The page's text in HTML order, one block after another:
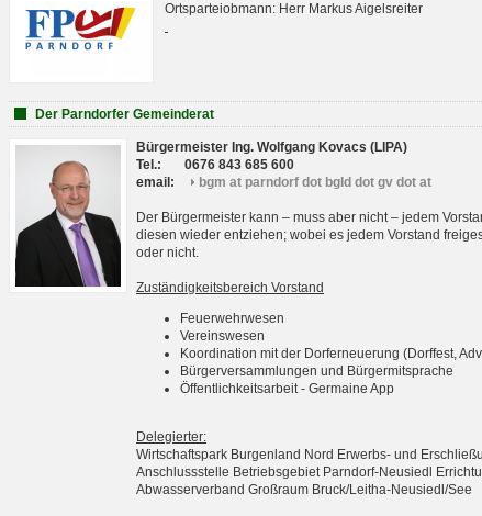
Ortsparteiobmann: Herr Markus Aigelsreiter
Der Parndorfer Gemeinderat
Bürgermeister Ing. Wolfgang Kovacs (LIPA)
Tel.: 0676 843 685 600
email:
bgm at parndorf dot bgld dot gv dot at
Der Bürgermeister kann – muss aber nicht – jedem
diesen wieder entziehen; wobei es jedem Vorstand
oder nicht.
Zuständigkeitsbereich Vorstand
Feuerwehrwesen
Vereinswesen
Koordination mit der Dorferneuerung (Dorffest,
Bürgerversammlungen und Bürgermitsprache
Öffentlichkeitsarbeit - Germaine App
Delegierter:
Wirtschaftspark Burgenland Nord Erwerbs- und
Anschlussstelle Betriebsgebiet Parndorf-Neusiedl
Abwasserverband Großraum Bruck/Leitha-Neusiedl/See